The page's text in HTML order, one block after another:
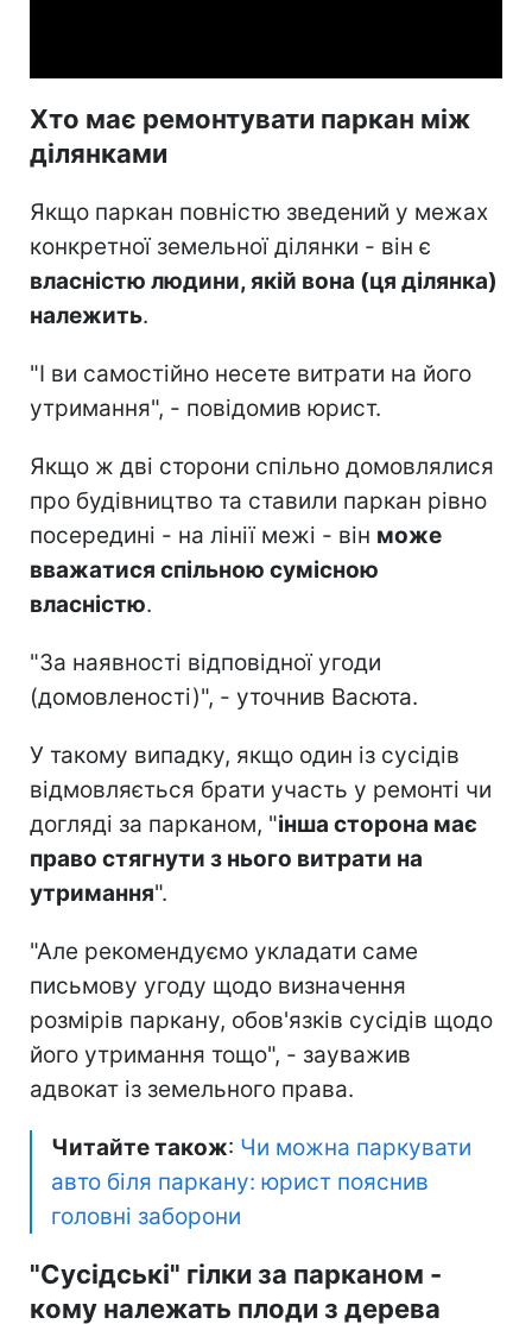
Хто має ремонтувати паркан між
ділянками
Якщо паркан повністю зведений у межах
конкретної земельної ділянки - він є
власністю людини, якій вона (ця ділянка)
належить.
"І ви самостійно несете витрати на його
утримання", - повідомив юрист.
Якщо ж дві сторони спільно домовлялися
про будівництво та ставили паркан рівно
посередині - на лінії межі - він може
вважатися спільною сумісною
власністю.
"За наявності відповідної угоди
(домовленості)", - уточнив Васюта.
У такому випадку, якщо один із сусідів
відмовляється брати участь у ремонті чи
догляді за парканом, "інша сторона має
право стягнути з нього витрати на
утримання".
"Але рекомендуємо укладати саме
письмову угоду щодо визначення
розмірів паркану, обов'язків сусідів щодо
його утримання тощо", - зауважив
адвокат із земельного права.
Читайте також: Чи можна паркувати
авто біля паркану: юрист пояснив
головні заборони
"Сусідські" гілки за парканом -
кому належать плоди з дерева